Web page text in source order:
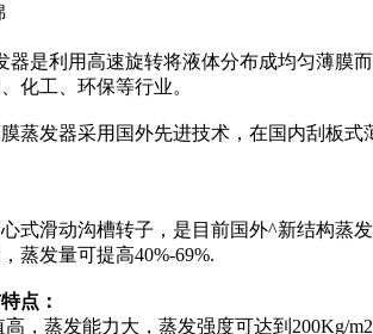
是利用高速旋转将液体分布成均匀薄膜
化工、环保等行业。
发器采用国外先进技术，在国内刮板式
滑动沟槽转子，是目前国外^新结构蒸发
蒸发量可提高40%-69%.
点：
，蒸发能力大，蒸发强度可达到200Kg/